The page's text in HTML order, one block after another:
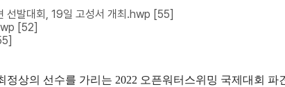
선발대회, 19일 고성서 개최.hwp [55]
[52]
정상의 선수를 가리는 2022 오픈워터스위밍 국제대회 파